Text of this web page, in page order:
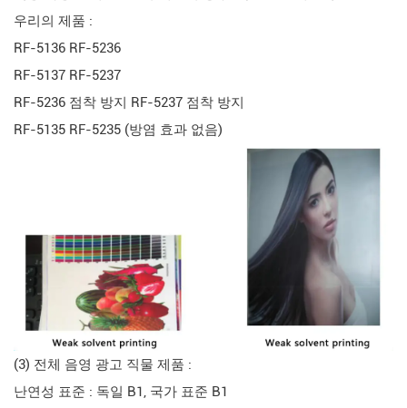
우리의 제품 :
RF-5136 RF-5236
RF-5137 RF-5237
RF-5236 점착 방지 RF-5237 점착 방지
RF-5135 RF-5235 (방염 효과 없음)
(3) 전체 음영 광고 직물 제품 :
난연성 표준 : 독일 B1, 국가 표준 B1